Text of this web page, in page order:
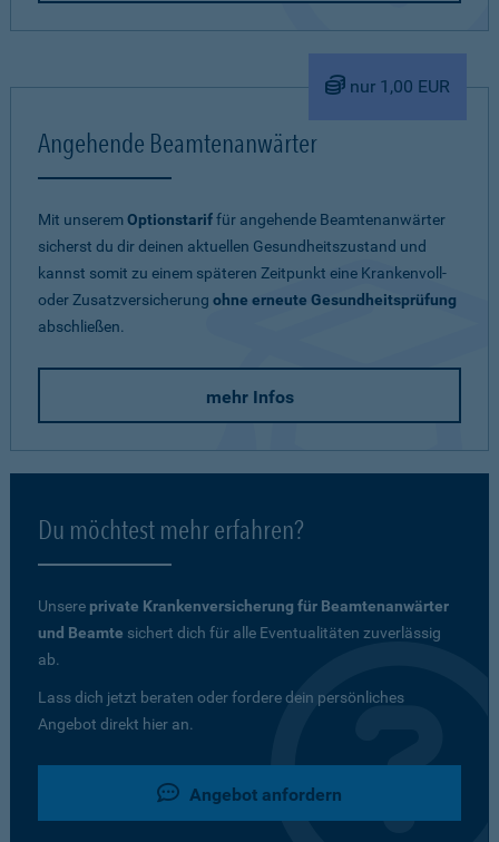
nur 1,00 EUR
Angehende Beamtenanwärter
Mit unseremOptionstariffür angehende Beamtenanwärter
sicherst du dir deinen aktuellen Gesundheitszustand und
kannst somit zu einem späteren Zeitpunkt eine Krankenvoll-
oder Zusatzversicherung ohne erneute Gesundheitsprüfung
abschließen.
mehr Infos
Du möchtest mehr erfahren?
Unsere private Krankenversicherung für Beamtenanwärter
und Beamte sichert dich für alle Eventualitäten zuverlässig
ab.
Lass dich jetzt beraten oder fordere dein persönliches
Angebot direkt hier an.
Angebot anfordern